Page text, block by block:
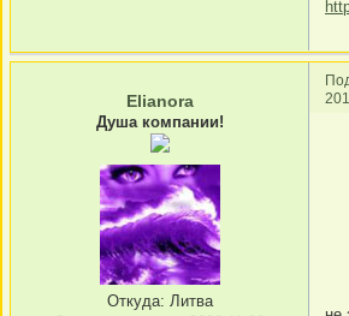
Elianora
Душа компании!
Откуда: Литва